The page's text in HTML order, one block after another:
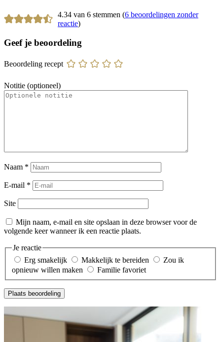
4.34 van 6 stemmen (6 beoordelingen zonder
reactie)
Geef je beoordeling
Beoordeling recept
Notitie (optioneel)
Naam *
E-mail *
Site
Mijn naam, e-mail en site opslaan in deze browser voor de
volgende keer wanneer ik een reactie plaats.
Je reactie
Erg smakelijk
Makkelijk te bereiden
Zou ik
opnieuw willen maken
Familie favoriet
Plaats beoordeling